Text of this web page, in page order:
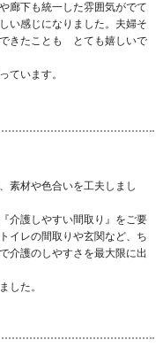
廊下も統一した雰囲気がでて
い感じになりました。夫婦そ
きたことも とても嬉しいで
ています。
素材や色合いを工夫しまし
介護しやすい間取り』をご要
イレの間取りや玄関など、ち
介護のしやすさを最大限に出
した。